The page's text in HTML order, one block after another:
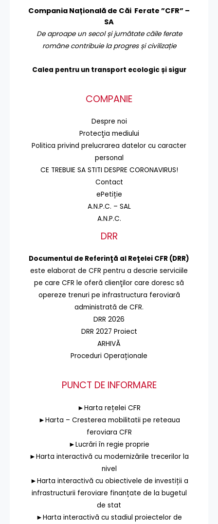
Compania Națională de Căi Ferate ”CFR” –
SA
De aproape un secol și jumătate căile ferate
române contribuie la progres și civilizație
Calea pentru un transport ecologic și sigur
COMPANIE
Despre noi
Protecţia mediului
Politica privind prelucrarea datelor cu caracter
personal
CE TREBUIE SA STITI DESPRE CORONAVIRUS!
Contact
ePetiție
A.N.P.C. – SAL
A.N.P.C.
DRR
Documentul de Referinţă al Reţelei CFR (DRR)
este elaborat de CFR pentru a descrie serviciile
pe care CFR le oferă clienţilor care doresc să
opereze trenuri pe infrastructura feroviară
administrată de CFR.
DRR 2026
DRR 2027 Proiect
ARHIVĂ
Proceduri Operaționale
PUNCT DE INFORMARE
►Harta rețelei CFR
►Harta – Cresterea mobilitatii pe reteaua
feroviara CFR
►Lucrări în regie proprie
►Harta interactivă cu modernizările trecerilor la
nivel
►Harta interactivă cu obiectivele de investiții a
infrastructurii feroviare finanțate de la bugetul
de stat
►Harta interactivă cu stadiul proiectelor de